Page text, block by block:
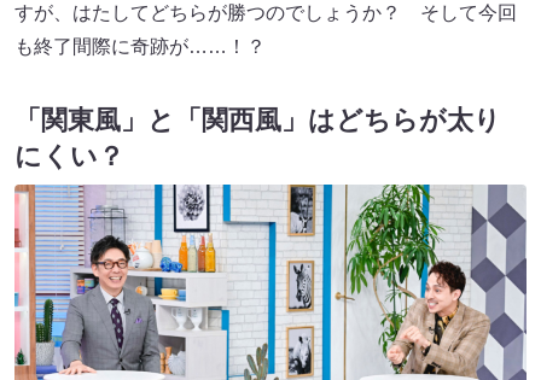
すが、はたしてどちらが勝つのでしょうか？ そして今回
も終了間際に奇跡が……！？
「関東風」と「関西風」はどちらが太り
にくい？